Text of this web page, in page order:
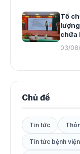
Tổ
chữa
03/
Chủ đề
Tin tức
Tin tức bệnh viện